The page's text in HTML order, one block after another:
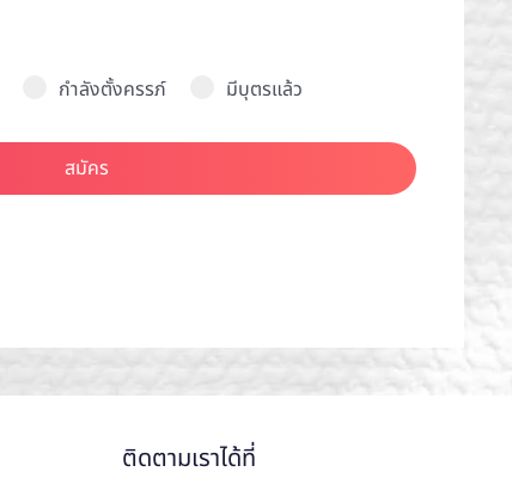
กำลังตั้งครรภ์ มีบุตรแล้ว
สมัคร
ติดตามเราได้ที่